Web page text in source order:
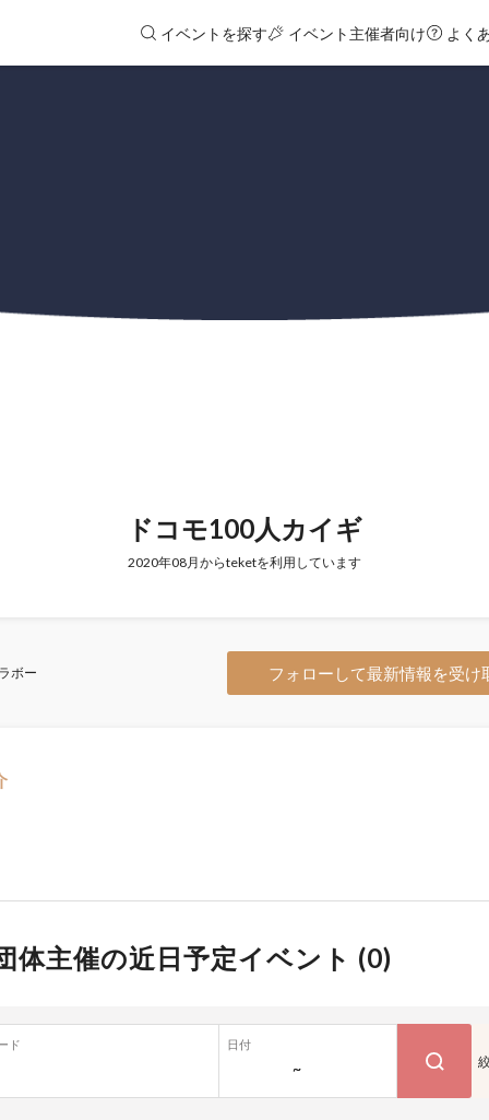
イベントを探す イベント主催者向け よく
ドコモ100人カイギ
2020年08月からteketを利用しています
ボー フォローして最新情報を受け
体主催の近日予定イベント (0)
ド 日付
~